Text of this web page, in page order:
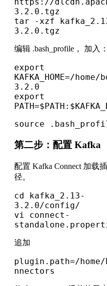
https://
3.2.0.tgz
tar -xzf
3.2.0.tgz
编辑 .bash_profile， 加入：
export
KAFKA_HOME=/
3.2.0
export
source
第二步：配置 Kafka
配置 Kafka Connect 加载
径。
cd kafka_2.13-
3.2.0/config/
vi connect-
追加
plugin.path=/
nnectors